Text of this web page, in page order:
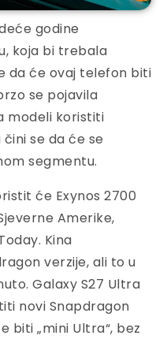
godine
koja bi trebala
da će ovaj telefon biti
se pojavila
modeli koristiti
se da će se
segmentu.
će Exynos 2700
Amerike,
Kina
verzije, ali to u
Galaxy S27 Ultra
novi Snapdragon
biti „mini Ultra“, bez